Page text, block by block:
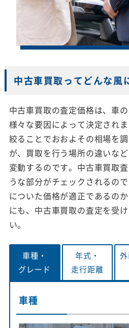
中古車買取ってどんな風
中古車買取の査定価格は、車
様々な要因によって決定され
絞ることでおおよその相場を
が、買取を行う場所の違いな
変動するのです。中古車買取
うな部分がチェックされるの
についた価格が適正であるの
にも、中古車買取の査定を受
い。
車種・
グレード
年式・
走行距離
外
車種